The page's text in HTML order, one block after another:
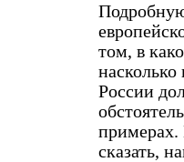
том, в
России
примерах.
сказать,